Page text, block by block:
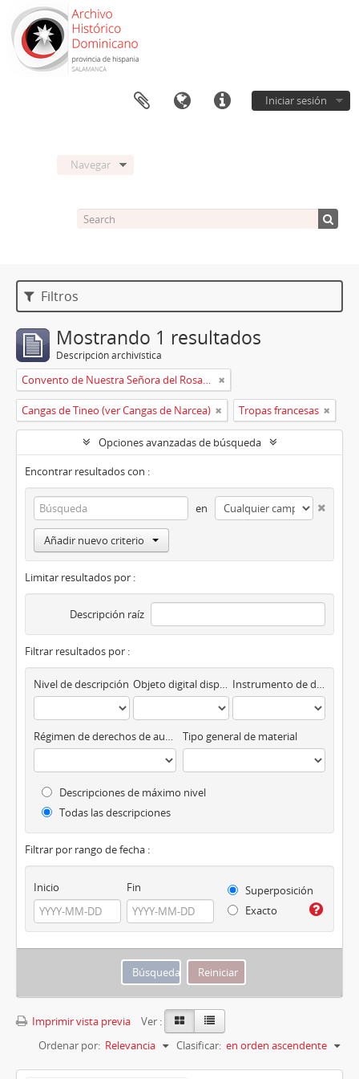
Iniciar sesión
Navegar
Filtros
Mostrando 1 resultados
Descripción archivística
Convento de Nuestra Señora del Rosario de Oviedo
Cangas de Tineo (ver Cangas de Narcea) Tropas francesas
Opciones avanzadas de búsqueda
Encontrar resultados con :
en
Añadir nuevo criterio
Limitar resultados por :
Descripción raíz
Filtrar resultados por :
Nivel de descripción Objeto digital disponibles Instrumento de descripción
Régimen de derechos de autor Tipo general de material
Descripciones de máximo nivel
Todas las descripciones
Filtrar por rango de fecha :
Inicio Fin
Superposición
Exacto
Imprimir vista previa
Ver :
Ordenar por: Relevancia Clasificar: en orden ascendente